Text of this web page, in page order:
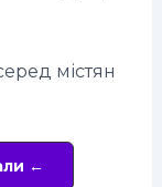
містян
←